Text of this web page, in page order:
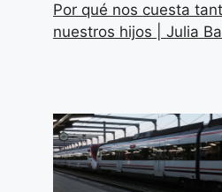
Por qué nos cuesta
nuestros hijos | Julia